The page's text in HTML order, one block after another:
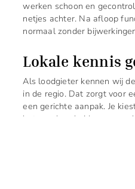
werken schoon en
netjes achter. Na afloop
normaal zonder
Lokale kennis
Als loodgieter kennen wij
in de regio. Dat zorgt voor
een gerichte aanpak. Je
betrouwbaarheid en een